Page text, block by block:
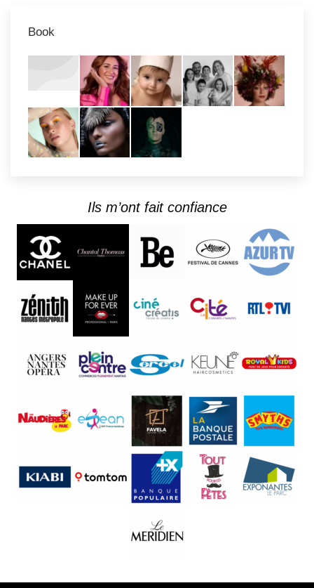
Book
Ils m’ont fait confiance